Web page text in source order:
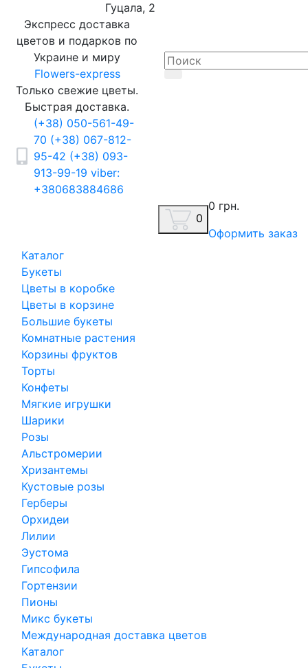
Гуцала, 2
Экспресс доставка
цветов и подарков по
Украине и миру
Flowers-express
Только свежие цветы.
Быстрая доставка.
(+38) 050-561-49-
70 (+38) 067-812-
95-42 (+38) 093-
913-99-19 viber:
+380683884686
0
0 грн.
Оформить заказ
Каталог
Букеты
Цветы в коробке
Цветы в корзине
Большие букеты
Комнатные растения
Корзины фруктов
Торты
Конфеты
Мягкие игрушки
Шарики
Розы
Альстромерии
Хризантемы
Кустовые розы
Герберы
Орхидеи
Лилии
Эустома
Гипсофила
Гортензии
Пионы
Микс букеты
Международная доставка цветов
Каталог